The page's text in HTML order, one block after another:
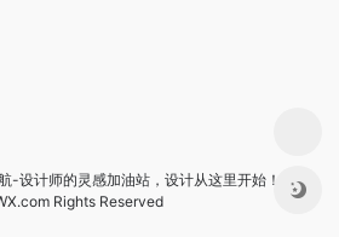
-设计师的灵感加油站，设计从这里开始！
Rights Reserved